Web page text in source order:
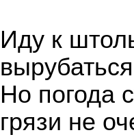
Иду к
Но погода
грязи не